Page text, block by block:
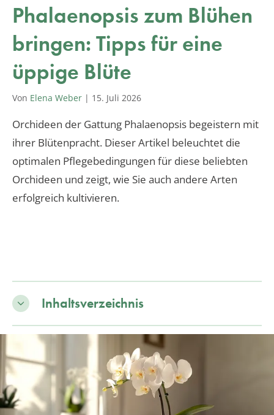
Phalaenopsis zum Blühen
bringen: Tipps für eine
üppige Blüte
Von Elena Weber | 15. Juli 2026
Orchideen der Gattung Phalaenopsis begeistern mit
ihrer Blütenpracht. Dieser Artikel beleuchtet die
optimalen Pflegebedingungen für diese beliebten
Orchideen und zeigt, wie Sie auch andere Arten
erfolgreich kultivieren.
Inhaltsverzeichnis